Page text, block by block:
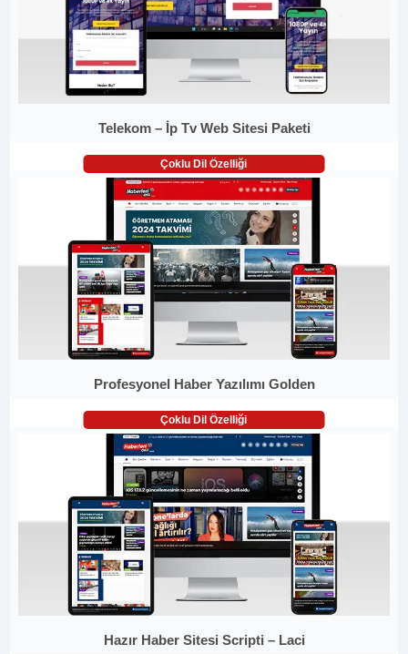
Telekom – İp Tv Web Sitesi Paketi
Çoklu Dil Özelliği
Profesyonel Haber Yazılımı Golden
Çoklu Dil Özelliği
Hazır Haber Sitesi Scripti – Laci